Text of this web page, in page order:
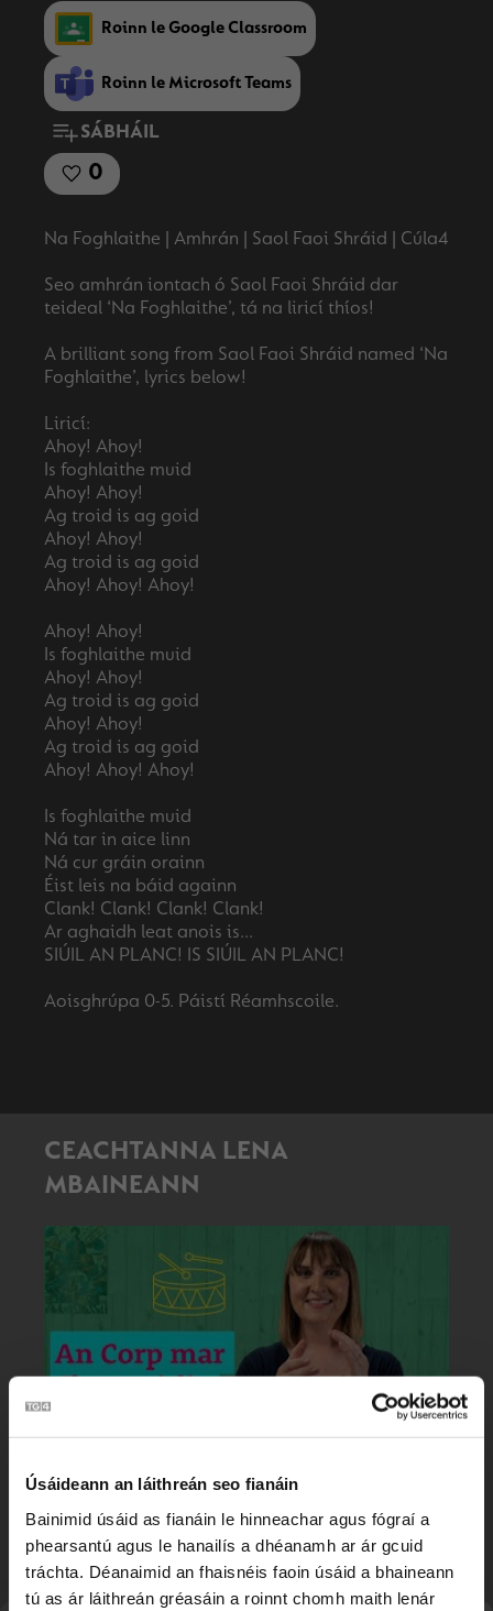
Úsáideann an láithreán seo fianáin
Bainimid úsáid as fianáin le hinneachar agus fógraí a
phearsantú agus le hanailís a dhéanamh ar ár gcuid
tráchta. Déanaimid an fhaisnéis faoin úsáid a bhaineann
tú as ár láithreán gréasáin a roinnt chomh maith lenár
Roinn le Google Classroom
Roinn le Microsoft Teams
SÁBHÁIL
0
Na Foghlaithe | Amhrán | Saol Faoi Shráid | Cúla4
Seo amhrán iontach ó Saol Faoi Shráid dar
teideal ‘Na Foghlaithe’, tá na liricí thíos!
A brilliant song from Saol Faoi Shráid named ‘Na
Foghlaithe’, lyrics below!
Liricí:
Ahoy! Ahoy!
Is foghlaithe muid
Ahoy! Ahoy!
Ag troid is ag goid
Ahoy! Ahoy!
Ag troid is ag goid
Ahoy! Ahoy! Ahoy!
Ahoy! Ahoy!
Is foghlaithe muid
Ahoy! Ahoy!
Ag troid is ag goid
Ahoy! Ahoy!
Ag troid is ag goid
Ahoy! Ahoy! Ahoy!
Is foghlaithe muid
Ná tar in aice linn
Ná cur gráin orainn
Éist leis na báid againn
Clank! Clank! Clank! Clank!
Ar aghaidh leat anois is...
SIÚIL AN PLANC! IS SIÚIL AN PLANC!
CEACHTANNA LENA
MBAINEANN
Búm Búm | An Corp mar Chnaguirlis 👂🏻🥁